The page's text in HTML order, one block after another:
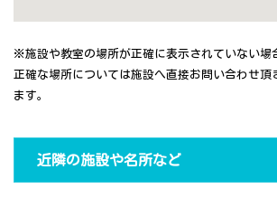
※施設や教室の場所が正確に表示されていない場
正確な場所については施設へ直接お問い合わせ頂
ます。
近隣の施設や名所など